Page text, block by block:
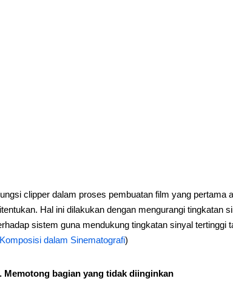
clipper dalam proses pembuatan film yang pertama
Hal ini dilakukan dengan mengurangi tingkatan
sistem guna mendukung tingkatan sinyal
Komposisi dalam Sinematografi)
Memotong bagian yang tidak diinginkan